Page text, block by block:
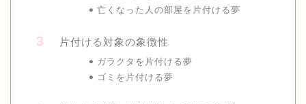
亡くなった人の部屋を片付ける夢
片付ける対象の象徴性
ガラクタを片付ける夢
ゴミを片付ける夢